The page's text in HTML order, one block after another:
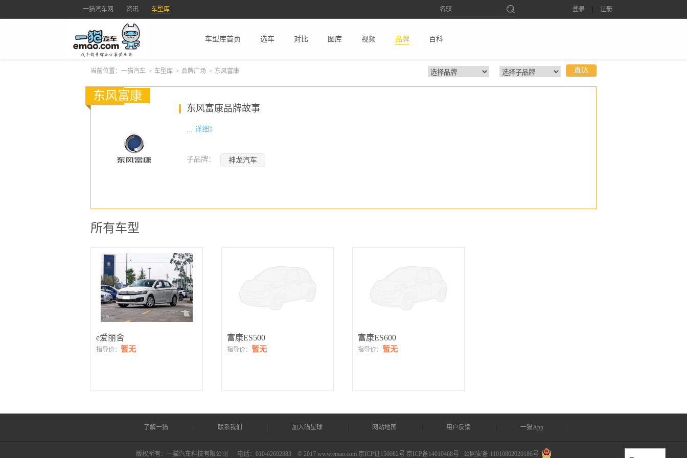
一猫汽车网 资讯 车型库 登录 注册
车型库首页 选车 对比 图库 视频 品牌 百科
当前位置： 一猫汽车 > 车型库 > 品牌广场 > 东风富康 直达
东风富康
东风富康品牌故事
... 详细》
子品牌： 神龙汽车
所有车型
e爱丽舍
指导价： 暂无
富康ES500
指导价： 暂无
富康ES600
指导价： 暂无
了解一猫 联系我们 加入喵星球 网站地图 用户反馈 一猫App
版权所有：一猫汽车科技有限公司 电话：010-62692883 © 2017 www.emao.com 京ICP证150082号 京ICP备14010468号 公网安备 11010802020186号